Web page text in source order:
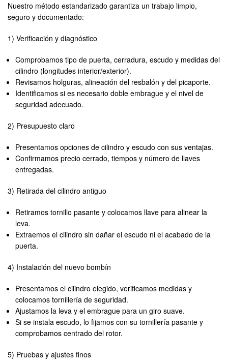
Nuestro método estandarizado garantiza un trabajo limpio,
seguro y documentado:
1) Verificación y diagnóstico
Comprobamos tipo de puerta, cerradura, escudo y medidas del
cilindro (longitudes interior/exterior).
Revisamos holguras, alineación del resbalón y del picaporte.
Identificamos si es necesario doble embrague y el nivel de
seguridad adecuado.
2) Presupuesto claro
Presentamos opciones de cilindro y escudo con sus ventajas.
Confirmamos precio cerrado, tiempos y número de llaves
entregadas.
3) Retirada del cilindro antiguo
Retiramos tornillo pasante y colocamos llave para alinear la
leva.
Extraemos el cilindro sin dañar el escudo ni el acabado de la
puerta.
4) Instalación del nuevo bombín
Presentamos el cilindro elegido, verificamos medidas y
colocamos tornillería de seguridad.
Ajustamos la leva y el embrague para un giro suave.
Si se instala escudo, lo fijamos con su tornillería pasante y
comprobamos centrado del rotor.
5) Pruebas y ajustes finos